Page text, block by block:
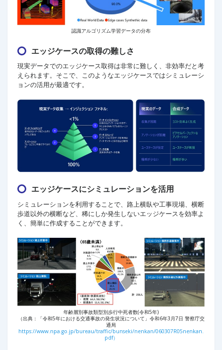
認識アルゴリズム学習データの分布
エッジケースの取得の難しさ
現実データでのエッジケース取得は非常に難しく、非効率だと考
えられます。そこで、このようなエッジケースではシミュレーシ
ョンの活用が最適です。
エッジケースにシミュレーションを活用
シミュレーションを利用することで、路上横臥や工事現場、横断
歩道以外の横断など、稀にしか発生しないエッジケースを効率よ
く、簡単に作成することができます。
年齢層別事故類型別歩行中死者数(令和5年)
（出典：「令和5年における交通事故の発生状況について」令和6年3月7日 警察庁交
通局
https://www.npa.go.jp/bureau/traffic/bunseki/nenkan/060307R05nenkan.
pdf）